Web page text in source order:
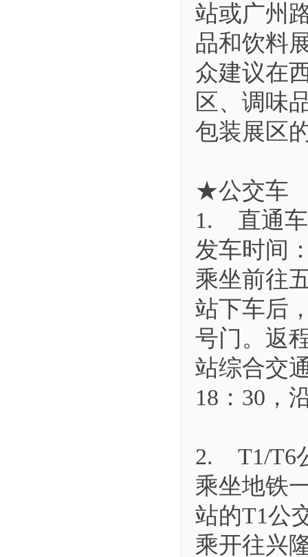
站或广州
品和饮料
众建议在
区、调味
包装展区
★公交车
1. 直通车
发车时间
乘坐前往
站下车后
号门。返
站综合交
18：30，
2. T1/T6
乘坐地铁
站的T1公
乘开往兴